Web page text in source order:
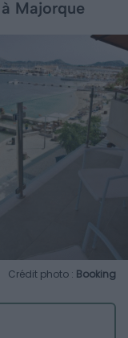
Majorque
Crédit photo : Booking